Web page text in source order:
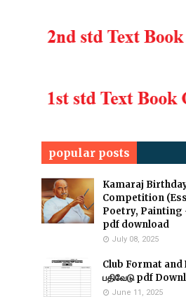
popular posts
Kamaraj
Competition
Poetry, Painting
pdf download
July 08, 2025
Club Format
பதிவேடு pdf
June 11, 2025